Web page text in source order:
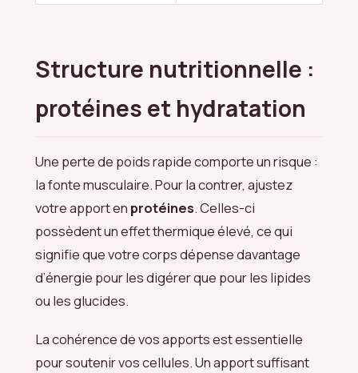
Structure nutritionnelle :
protéines et hydratation
Une perte de poids rapide comporte un risque :
la fonte musculaire. Pour la contrer, ajustez
votre apport en protéines. Celles-ci
possèdent un effet thermique élevé, ce qui
signifie que votre corps dépense davantage
d’énergie pour les digérer que pour les lipides
ou les glucides.
La cohérence de vos apports est essentielle
pour soutenir vos cellules. Un apport suffisant